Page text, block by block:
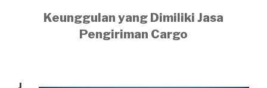
Keunggulan yang Dimiliki Jasa
Pengiriman Cargo